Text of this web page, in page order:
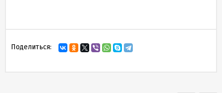
Поделиться: